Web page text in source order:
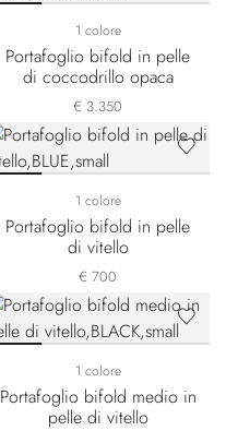
1 colore
Portafoglio bifold in pelle
di coccodrillo opaca
€ 3.350
1 colore
Portafoglio bifold in pelle
di vitello
€ 700
1 colore
Portafoglio bifold medio in
pelle di vitello